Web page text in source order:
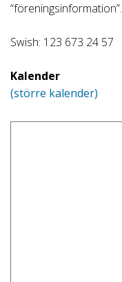
“föreningsinformation”.
Swish: 123 673 24 57
Kalender
(större kalender)